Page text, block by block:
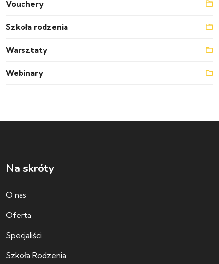
Vouchery
Szkoła rodzenia
Warsztaty
Webinary
Na skróty
O nas
Oferta
Specjaliści
Szkoła Rodzenia